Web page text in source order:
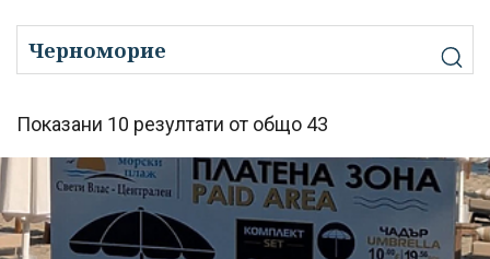
Показани 10 резултати от общо 43